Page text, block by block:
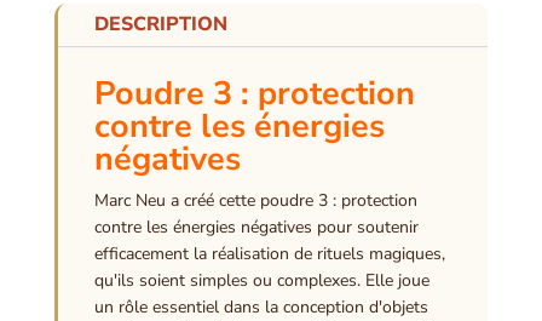
DESCRIPTION
Poudre 3 : protection
contre les énergies
négatives
Marc Neu a créé cette poudre 3 : protection
contre les énergies négatives pour soutenir
efficacement la réalisation de rituels magiques,
qu'ils soient simples ou complexes. Elle joue
un rôle essentiel dans la conception d'objets